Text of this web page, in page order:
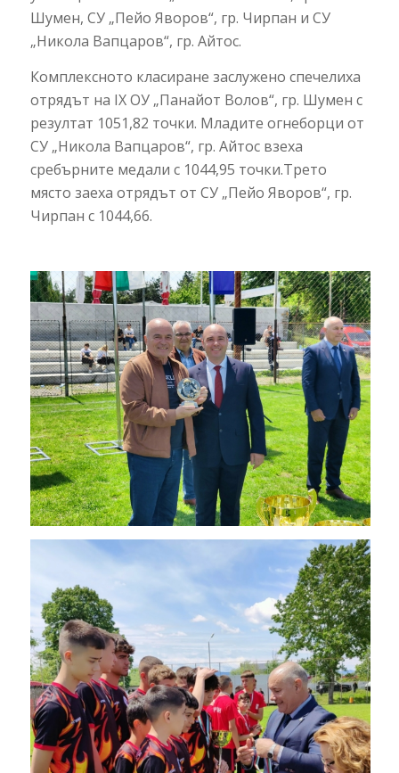
Шумен, СУ „Пейо Яворов“, гр. Чирпан и СУ
„Никола Вапцаров“, гр. Айтос.
Комплексното класиране заслужено спечелиха
отрядът на IX ОУ „Панайот Волов“, гр. Шумен с
резултат 1051,82 точки. Младите огнеборци от
СУ „Никола Вапцаров“, гр. Айтос взеха
сребърните медали с 1044,95 точки.Трето
място заеха отрядът от СУ „Пейо Яворов“, гр.
Чирпан с 1044,66.